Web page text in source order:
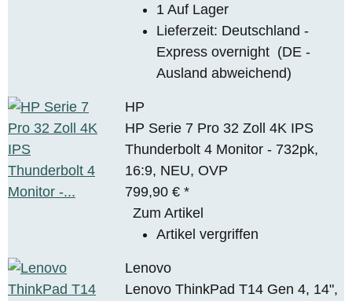
1 Auf Lager
Lieferzeit: Deutschland -
Express overnight (DE -
Ausland abweichend)
HP
HP Serie 7 Pro 32 Zoll 4K IPS
Thunderbolt 4 Monitor - 732pk,
16:9, NEU, OVP
799,90 €*
Zum Artikel
Artikel vergriffen
Lenovo
Lenovo ThinkPad T14 Gen 4, 14",